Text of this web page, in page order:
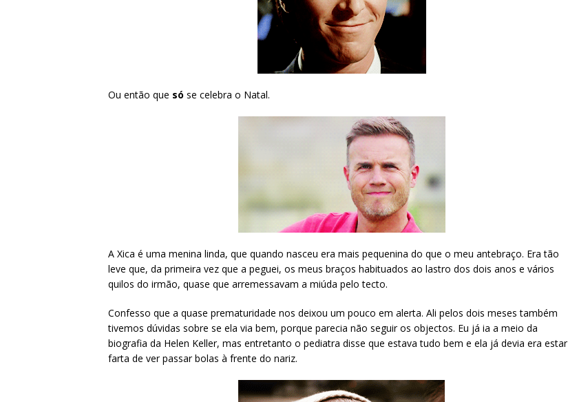
Ou então que só se celebra o Natal.
A Xica é uma menina linda, que quando nasceu era mais pequenina do que o meu antebraço. Era tão
leve que, da primeira vez que a peguei, os meus braços habituados ao lastro dos dois anos e vários
quilos do irmão, quase que arremessavam a miúda pelo tecto.
Confesso que a quase prematuridade nos deixou um pouco em alerta. Ali pelos dois meses também
tivemos dúvidas sobre se ela via bem, porque parecia não seguir os objectos. Eu já ia a meio da
biografia da Helen Keller, mas entretanto o pediatra disse que estava tudo bem e ela já devia era estar
farta de ver passar bolas à frente do nariz.